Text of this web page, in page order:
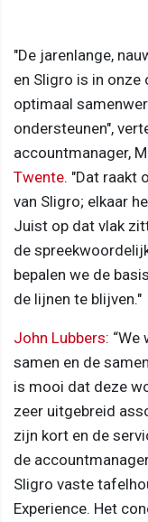
"De jarenlange,
en Sligro is in onze
optimaal
ondersteunen",
accountmanager,
Twente. "Dat raakt
van Sligro; elkaar
Juist op dat vlak
de
bepalen we de
de lijnen te blijven."
John Lubbers:
samen en de
is mooi dat deze
zeer uitgebreid
zijn kort en de
de
Sligro vaste
Experience. Het